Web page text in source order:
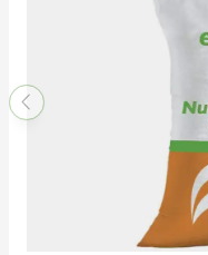
Términos y condiciones
Política de privacidad